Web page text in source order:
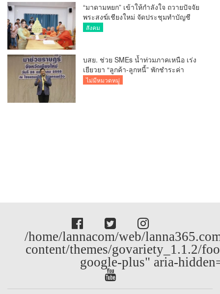
“มาดามหยก” เข้าให้กำลังใจ ถวายปัจจัย
พระสงฆ์เชียงใหม่ จัดประชุมทำบัญชี
รายรับรายจ่ายของวัด กว่า 300 รูป ที่วัด
สังคม
บสย. ช่วย SMEs น้ำท่วมภาคเหนือ เร่ง
เยียวยา “ลูกค้า-ลูกหนี้” พักชำระค่า
ธรรมเนียม-ค่างวด
ไม่มีหมวดหมู่
/home/lannacom/web/
content/themes/govariety_1.1.2/
google-plus" aria-